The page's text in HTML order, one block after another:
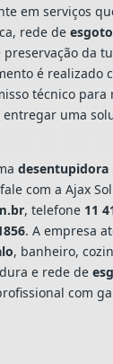
em serviços
rede de esgoto
da
é realizado
técnico para
uma
desentupidora
com a Ajax
, telefone 11
. A empresa
, banheiro,
e rede de
com